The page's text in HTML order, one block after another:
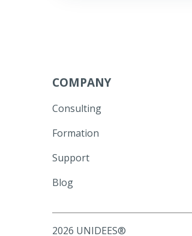
COMPANY
Consulting
Formation
Support
Blog
2026 UNIDEES®